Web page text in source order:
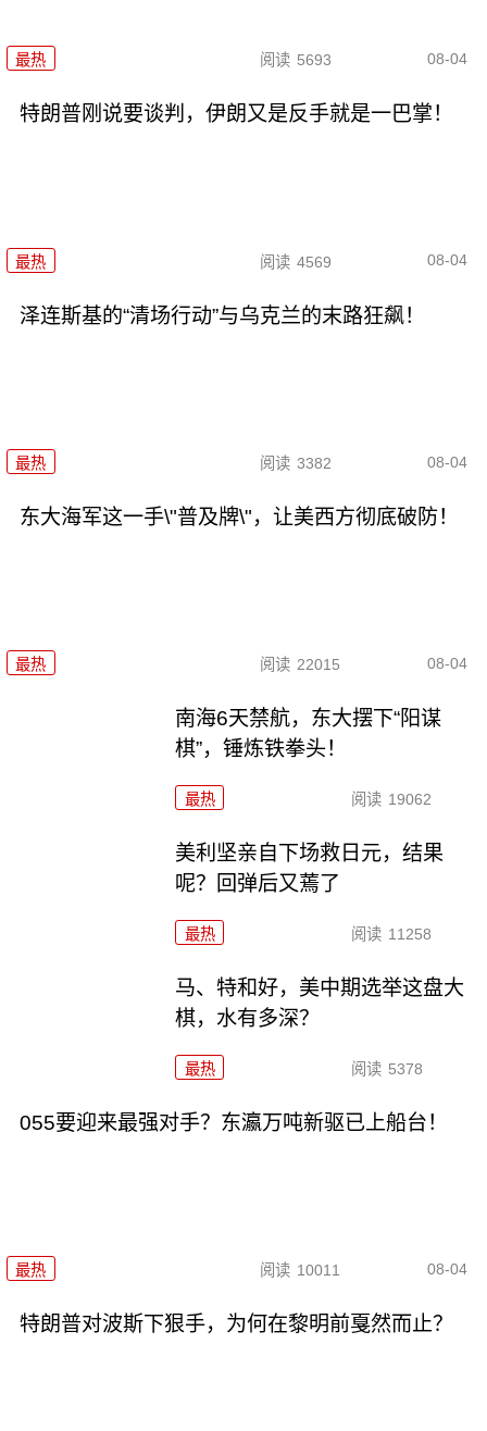
最热 阅读 5693 08-04
特朗普刚说要谈判，伊朗又是反手就是一巴掌！
最热 阅读 4569 08-04
泽连斯基的“清场行动”与乌克兰的末路狂飙！
最热 阅读 3382 08-04
东大海军这一手\"普及牌\"，让美西方彻底破防！
最热 阅读 22015 08-04
南海6天禁航，东大摆下“阳谋
棋”，锤炼铁拳头！
最热 阅读 19062
美利坚亲自下场救日元，结果
呢？回弹后又蔫了
最热 阅读 11258
马、特和好，美中期选举这盘大
棋，水有多深？
最热 阅读 5378
055要迎来最强对手？东瀛万吨新驱已上船台！
最热 阅读 10011 08-04
特朗普对波斯下狠手，为何在黎明前戛然而止？